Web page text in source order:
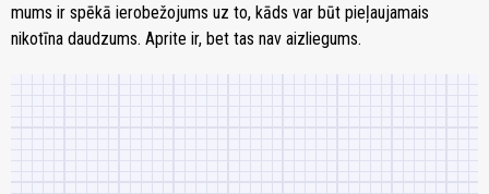
mums ir spēkā ierobežojums uz to, kāds var būt pieļaujamais
nikotīna daudzums. Aprite ir, bet tas nav aizliegums.